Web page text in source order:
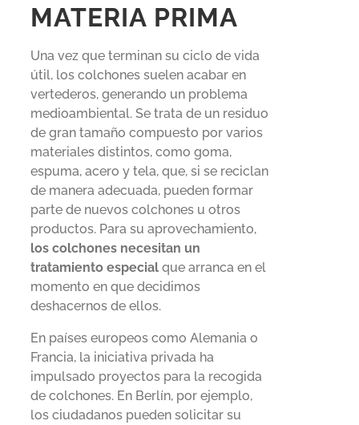
MATERIA PRIMA
Una vez que terminan su ciclo de vida
útil, los colchones suelen acabar en
vertederos, generando un problema
medioambiental. Se trata de un residuo
de gran tamaño compuesto por varios
materiales distintos, como goma,
espuma, acero y tela, que, si se reciclan
de manera adecuada, pueden formar
parte de nuevos colchones u otros
productos. Para su aprovechamiento,
los colchones necesitan un
tratamiento especial que arranca en el
momento en que decidimos
deshacernos de ellos.
En países europeos como Alemania o
Francia, la iniciativa privada ha
impulsado proyectos para la recogida
de colchones. En Berlín, por ejemplo,
los ciudadanos pueden solicitar su